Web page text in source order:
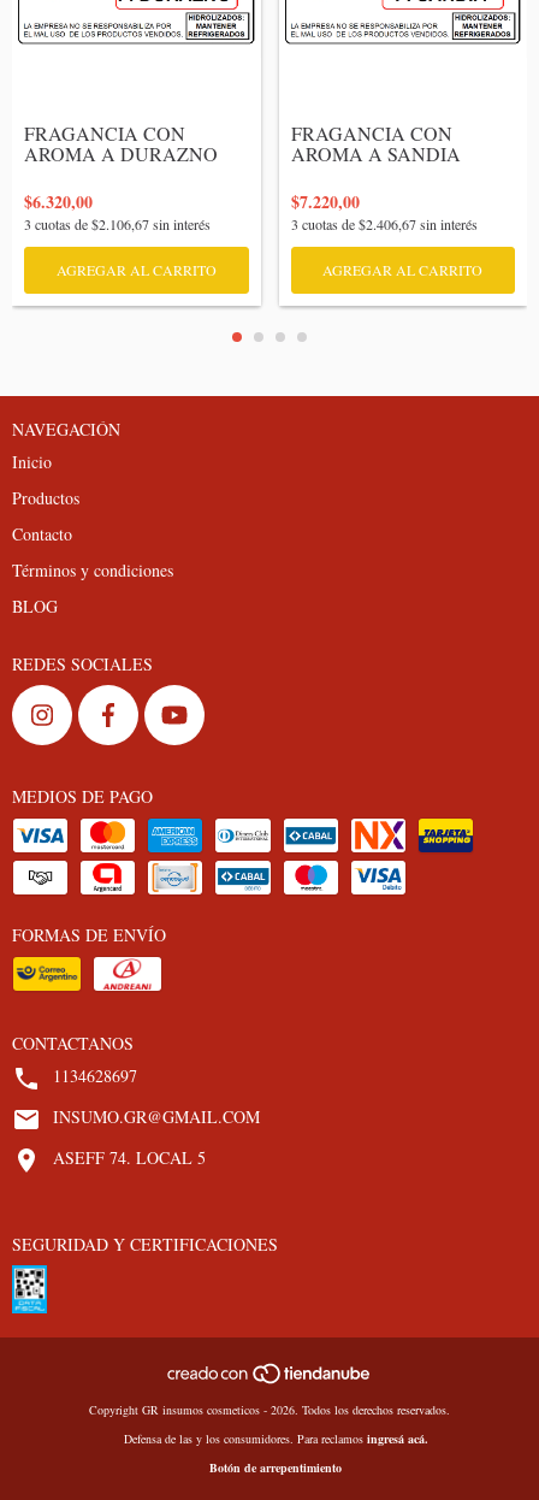
FRAGANCIA CON
AROMA A DURAZNO
$6.320,00
3 cuotas de$2.106,67sin interés
AGREGAR AL CARRITO
FRAGANCIA CON
AROMA A SANDIA
$7.220,00
3 cuotas de$2.406,67sin interés
AGREGAR AL CARRITO
NAVEGACIÓN
Inicio
Productos
Contacto
Términos y condiciones
BLOG
REDES SOCIALES
MEDIOS DE PAGO
FORMAS DE ENVÍO
CONTACTANOS
1134628697
INSUMO.GR@GMAIL.COM
ASEFF 74. LOCAL 5
SEGURIDAD Y CERTIFICACIONES
Copyright GR insumos cosmeticos - 2026. Todos los derechos reservados.
Defensa de las y los consumidores. Para reclamos ingresá acá.
Botón de arrepentimiento